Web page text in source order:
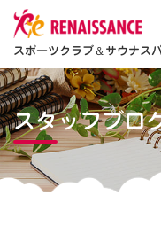
スポーツクラブ＆サウナス
スタッフブロ